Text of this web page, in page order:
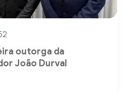
outorga da
João Durval